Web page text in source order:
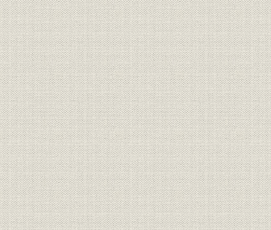
年頃)
戦前の延岡市街(1933年)、戦前
の延岡市風景(1937年頃)、戦災
で荒廃と化した延岡市、復興し
た延岡市(1960年頃)
1933年
業界 人造絹糸工業への参入企業 1917年6
株式 旭ベンベルグ絹糸の株主構成 1933年10
組織;事業所 旭ベンベルグ絹糸の工場体制 1933年現
業界
人絹・レーヨンステーブル工業
の企業整備
1940年12